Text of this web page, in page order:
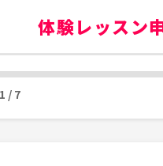
体験レッスン
/ 7